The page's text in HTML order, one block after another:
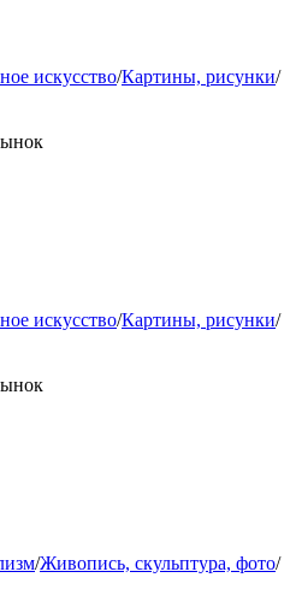
искусство/Картины, рисунки/
искусство/Картины, рисунки/
/Живопись, скульптура, фото/